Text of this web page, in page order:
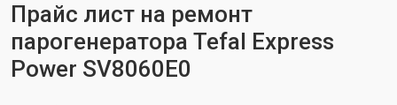
Прайс лист на ремонт
парогенератора Tefal Express
Power SV8060E0